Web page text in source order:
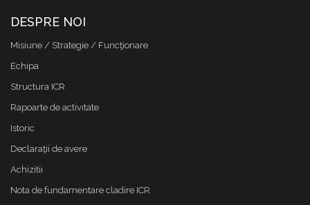
DESPRE NOI
Misiune / Strategie / Funcţionare
Echipa
Structura ICR
Rapoarte de activitate
Istoric
Declaraţii de avere
Achizitii
Nota de fundamentare cladire ICR